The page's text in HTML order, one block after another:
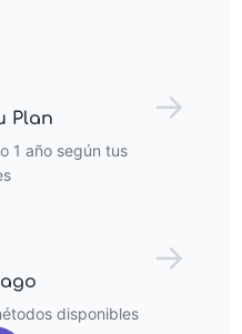
Plan
1 año según tus
→
disponibles
→